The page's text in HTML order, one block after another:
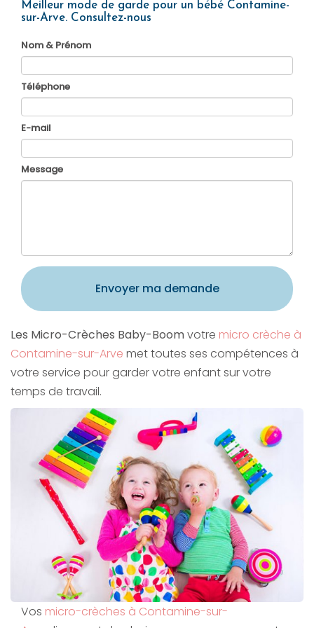
Meilleur mode de garde pour un bébé Contamine-
sur-Arve. Consultez-nous
Nom & Prénom
Téléphone
E-mail
Message
Envoyer ma demande
Les Micro-Crèches Baby-Boomvotre micro crèche à
Contamine-sur-Arve met toutes ses compétences à
votre service pour garder votre enfant sur votre
temps de travail.
Vos micro-crèches à Contamine-sur-